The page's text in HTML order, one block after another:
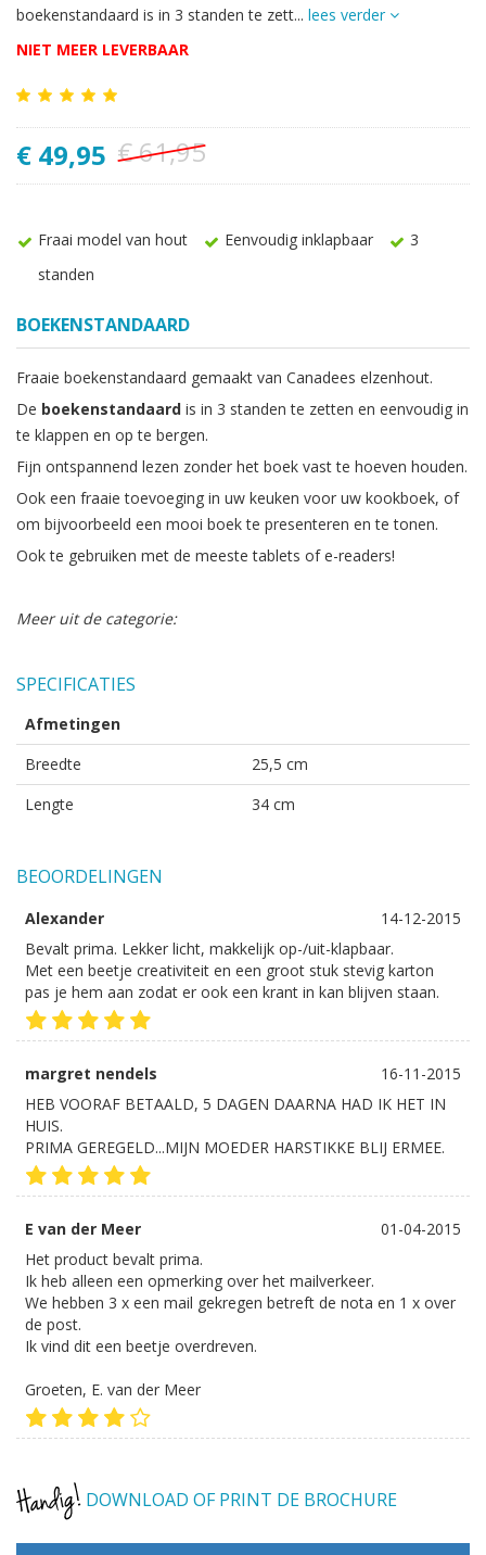
boekenstandaard is in 3 standen te zett... lees verder
NIET MEER LEVERBAAR
€ 49,95 € 61,95
Fraai model van hout Eenvoudig inklapbaar
3
standen
BOEKENSTANDAARD
Fraaie boekenstandaard gemaakt van Canadees elzenhout.
De boekenstandaard is in 3 standen te zetten en eenvoudig in
te klappen en op te bergen.
Fijn ontspannend lezen zonder het boek vast te hoeven houden.
Ook een fraaie toevoeging in uw keuken voor uw kookboek, of
om bijvoorbeeld een mooi boek te presenteren en te tonen.
Ook te gebruiken met de meeste tablets of e-readers!
Meer uit de categorie:
SPECIFICATIES
Afmetingen
Breedte
25,5 cm
Lengte
34 cm
BEOORDELINGEN
Alexander
14-12-2015
Bevalt prima. Lekker licht, makkelijk op-/uit-klapbaar.
Met een beetje creativiteit en een groot stuk stevig karton
pas je hem aan zodat er ook een krant in kan blijven staan.
margret nendels
16-11-2015
HEB VOORAF BETAALD, 5 DAGEN DAARNA HAD IK HET IN
HUIS.
PRIMA GEREGELD...MIJN MOEDER HARSTIKKE BLIJ ERMEE.
E van der Meer
01-04-2015
Het product bevalt prima.
Ik heb alleen een opmerking over het mailverkeer.
We hebben 3 x een mail gekregen betreft de nota en 1 x over
de post.
Ik vind dit een beetje overdreven.
Groeten, E. van der Meer
DOWNLOAD OF PRINT DE BROCHURE